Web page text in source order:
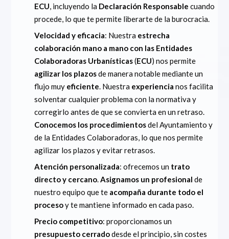
ECU , incluyendo la Declaración Responsable cuando
procede, lo que te permite liberarte de la burocracia.
Velocidad y eficacia: Nuestra estrecha
colaboración mano a mano con las Entidades
Colaboradoras Urbanísticas(ECU) nos permite
agilizar los plazosde manera notable mediante un
flujo muy eficiente . Nuestra experiencia nos facilita
solventar cualquier problema con la normativa y
corregirlo antes de que se convierta en un retraso.
Conocemos los procedimientosdel Ayuntamiento y
de la Entidades Colaboradoras, lo que nos permite
agilizar los plazos y evitar retrasos.
Atención personalizada: ofrecemos un trato
directo y cercano Asignamos un profesional de
nuestro equipo que te acompaña durante todo el
procesoy te mantiene informado en cada paso.
Precio competitivo: proporcionamos un
presupuesto cerradodesde el principio, sin costes